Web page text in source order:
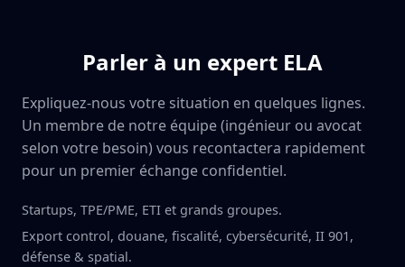
Parler à un expert ELA
Expliquez-nous votre situation en quelques lignes.
Un membre de notre équipe (ingénieur ou avocat
selon votre besoin) vous recontactera rapidement
pour un premier échange confidentiel.
Startups, TPE/PME, ETI et grands groupes.
Export control, douane, fiscalité, cybersécurité, II 901,
défense & spatial.